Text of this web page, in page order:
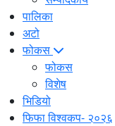
पालिका
अटो
फोकस
फोकस
विशेष
भिडियो
फिफा विश्वकप- २०२६